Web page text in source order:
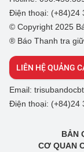
Điện thoại: (+84)24
© Copyright 2025
® Báo Thanh tra
LIÊN HỆ QUẢNG
Email:
Điện thoại: (+84)24
BẢN
CƠ QUAN